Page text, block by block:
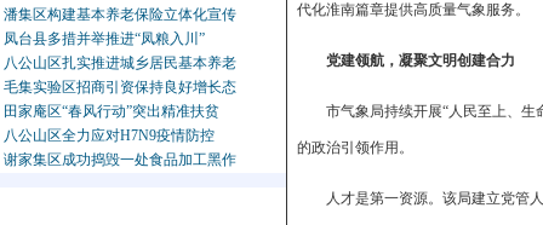
潘集区构建基本养老保险立体化宣传
凤台县多措并举推进“凤粮入川”
八公山区扎实推进城乡居民基本养老
毛集实验区招商引资保持良好增长态
田家庵区“春风行动”突出精准扶贫
八公山区全力应对H7N9疫情防控
谢家集区成功捣毁一处食品加工黑作
代化淮南篇章提供高质量气象服务。
党建领航，凝聚文明创建合力
市气象局持续开展“人民至上、
的政治引领作用。
人才是第一资源。该局建立党管